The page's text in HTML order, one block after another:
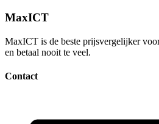
MaxICT
MaxICT is de beste prijsvergelijker
en betaal nooit te veel.
Contact